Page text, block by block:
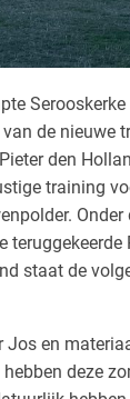
de nieuwe
den
training
Onder
teruggekeerde
staat de
Jos en
deze